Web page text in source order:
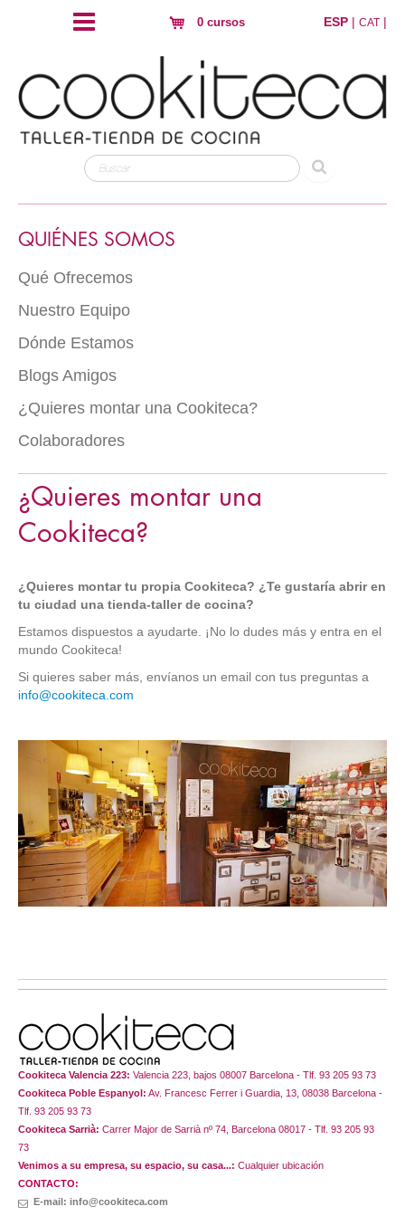
0 cursos ESP | CAT |
QUIÉNES SOMOS
Qué Ofrecemos
Nuestro Equipo
Dónde Estamos
Blogs Amigos
¿Quieres montar una Cookiteca?
Colaboradores
¿Quieres montar una
Cookiteca?
¿Quieres montar tu propia Cookiteca? ¿Te gustaría abrir en
tu ciudad una tienda-taller de cocina?
Estamos dispuestos a ayudarte. ¡No lo dudes más y entra en el
mundo Cookiteca!
Si quieres saber más, envíanos un email con tus preguntas a
info@cookiteca.com
Cookiteca Valencia 223: Valencia 223, bajos 08007 Barcelona - Tlf. 93 205 93 73
Cookiteca Poble Espanyol: Av. Francesc Ferrer i Guardia, 13, 08038 Barcelona -
Tlf. 93 205 93 73
Cookiteca Sarrià: Carrer Major de Sarrià nº 74, Barcelona 08017 - Tlf. 93 205 93
73
Venimos a su empresa, su espacio, su casa...: Cualquier ubicación
CONTACTO:
E-mail: info@cookiteca.com